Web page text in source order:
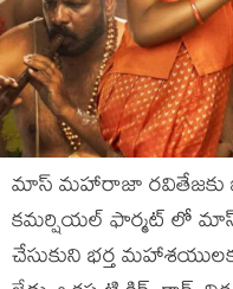
మాస్ మహారాజా రవితేజకు
కమర్షియల్ ఫార్మట్ లో
చేసుకుని భర్త